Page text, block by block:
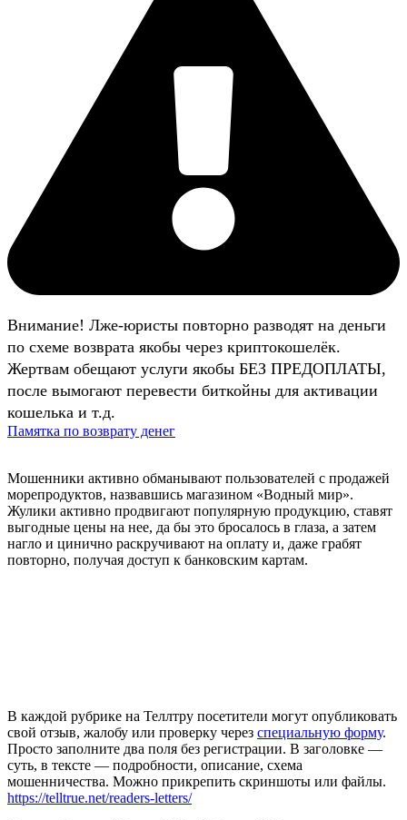
Внимание! Лже-юристы повторно разводят на деньги
по схеме возврата якобы через криптокошелёк.
Жертвам обещают услуги якобы БЕЗ ПРЕДОПЛАТЫ,
после вымогают перевести биткойны для активации
кошелька и т.д.
Памятка по возврату денег
Мошенники активно обманывают пользователей с продажей
морепродуктов, назвавшись магазином «Водный мир».
Жулики активно продвигают популярную продукцию, ставят
выгодные цены на нее, да бы это бросалось в глаза, а затем
нагло и цинично раскручивают на оплату и, даже грабят
повторно, получая доступ к банковским картам.
В каждой рубрике на Теллтру посетители могут опубликовать
свой отзыв, жалобу или проверку через специальную форму.
Просто заполните два поля без регистрации. В заголовке —
суть, в тексте — подробности, описание, схема
мошенничества. Можно прикрепить скриншоты или файлы.
https://telltrue.net/readers-letters/